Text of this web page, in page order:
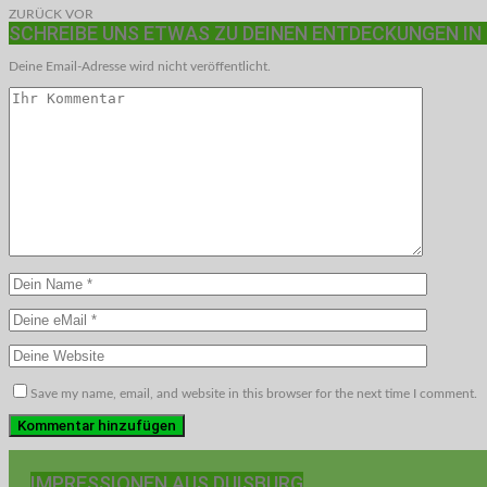
ZURÜCK VOR
SCHREIBE UNS ETWAS ZU DEINEN ENTDECKUNGEN IN
Deine Email-Adresse wird nicht veröffentlicht.
Save my name, email, and website in this browser for the next time I comment.